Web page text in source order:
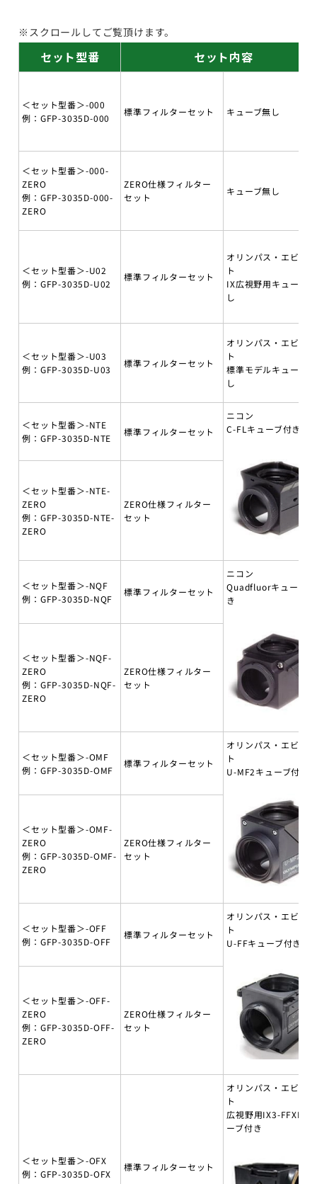
※スクロールしてご覧頂けます。
セット型番 セット内容
＜セット型番＞-000
例：GFP-3035D-000
標準フィルターセット キューブ無し
＜セット型番＞-000-
ZERO
例：GFP-3035D-000-
ZERO
ZERO仕様フィルター
セット
キューブ無し
＜セット型番＞-U02
例：GFP-3035D-U02
標準フィルターセット
オリンパス・エビデン
ト
IX広視野用キューブ無
し
＜セット型番＞-U03
例：GFP-3035D-U03
標準フィルターセット
オリンパス・エビデン
ト
標準モデルキューブ無
し
＜セット型番＞-NTE
例：GFP-3035D-NTE
標準フィルターセット
ニコン
C-FLキューブ付き
＜セット型番＞-NTE-
ZERO
例：GFP-3035D-NTE-
ZERO
ZERO仕様フィルター
セット
＜セット型番＞-NQF
例：GFP-3035D-NQF
標準フィルターセット
ニコン
Quadfluorキューブ付
き
＜セット型番＞-NQF-
ZERO
例：GFP-3035D-NQF-
ZERO
ZERO仕様フィルター
セット
＜セット型番＞-OMF
例：GFP-3035D-OMF
標準フィルターセット
オリンパス・エビデン
ト
U-MF2キューブ付き
＜セット型番＞-OMF-
ZERO
例：GFP-3035D-OMF-
ZERO
ZERO仕様フィルター
セット
＜セット型番＞-OFF
例：GFP-3035D-OFF
標準フィルターセット
オリンパス・エビデン
ト
U-FFキューブ付き
＜セット型番＞-OFF-
ZERO
例：GFP-3035D-OFF-
ZERO
ZERO仕様フィルター
セット
＜セット型番＞-OFX
例：GFP-3035D-OFX
標準フィルターセット
オリンパス・エビデン
ト
広視野用IX3-FFXLキ
ーブ付き